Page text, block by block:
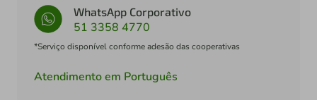
WhatsApp Corporativo
51 3358 4770
*Serviço disponível conforme adesão das cooperativas
Atendimento em Português